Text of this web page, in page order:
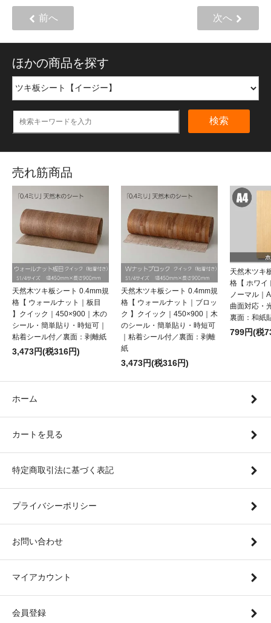
前へ 次へ
ほかの商品を探す
検索
売れ筋商品
天然木ツキ板シート 0.4mm規
格【 ウォールナット｜板目
】クイック｜450×900｜木の
シール・簡単貼り・時短可｜
粘着シール付／裏面：剥離紙
3,473円(税316円)
天然木ツキ板シート 0.4mm規
格【 ウォールナット｜ブロッ
ク 】クイック｜450×900｜木
のシール・簡単貼り・時短可
｜粘着シール付／裏面：剥離
紙
3,473円(税316円)
天然木ツキ
格【 ホワイ
ノーマル｜
曲面対応・
裏面：和紙
799円(税
ホーム
カートを見る
特定商取引法に基づく表記
プライバシーポリシー
お問い合わせ
マイアカウント
会員登録